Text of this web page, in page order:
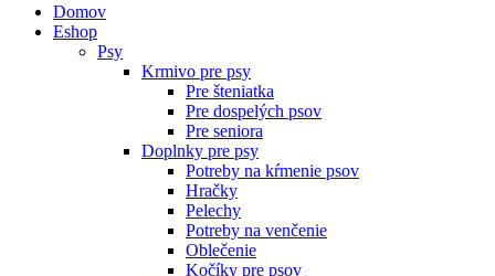
Domov
Eshop
Psy
Krmivo pre psy
Pre šteniatka
Pre dospelých psov
Pre seniora
Doplnky pre psy
Potreby na kŕmenie psov
Hračky
Pelechy
Potreby na venčenie
Oblečenie
Kočíky pre psov